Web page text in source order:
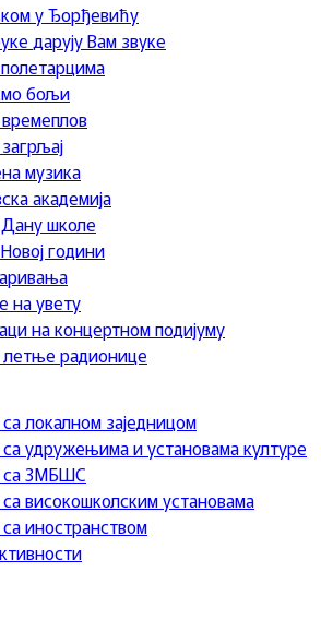
у Ђорђевићу
дарују Вам звуке
бољи
музика
академија
школе
години
на увету
на концертном подијуму
радионице
локалном заједницом
удружењима и установама културе
са ЗМБШС
високошколским установама
иностранством